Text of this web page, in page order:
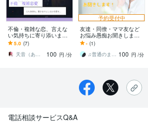
不倫・複雑な恋、言えな
い気持ちに寄り添います
夜の世界で、人の“本
音”と“痛み”を見てきまし
た。
5.0 (7)
天音（あまね）｜心をほどく相談室
100 円 /分
予約受付中
友達・同僚・ママ友など
お悩み愚痴お聞きします
友達なのに会うとしんど
い…辛い気持ちお聞きし
ます！
- (1)
♫普通のまりさ♪ 100 円 /分
電話相談サービスQ&A